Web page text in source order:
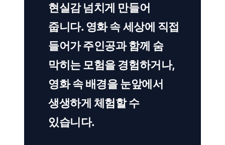
현실감 넘치게 만들어
줍니다. 영화 속 세상에 직접
들어가 주인공과 함께 숨
막히는 모험을 경험하거나,
영화 속 배경을 눈앞에서
생생하게 체험할 수
있습니다.